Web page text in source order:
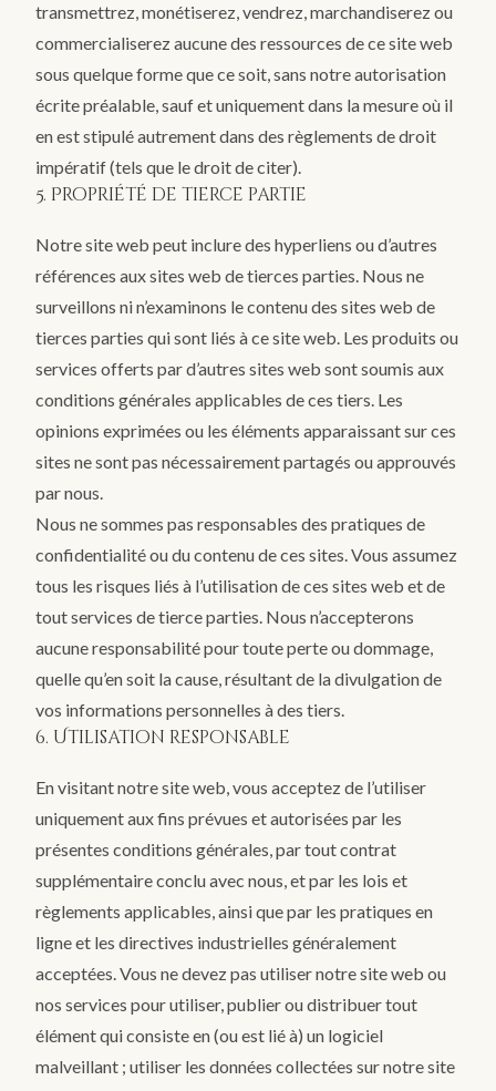
transmettrez, monétiserez, vendrez, marchandiserez ou
commercialiserez aucune des ressources de ce site web
sous quelque forme que ce soit, sans notre autorisation
écrite préalable, sauf et uniquement dans la mesure où il
en est stipulé autrement dans des règlements de droit
impératif (tels que le droit de citer).
5. Propriété de tierce partie
Notre site web peut inclure des hyperliens ou d’autres
références aux sites web de tierces parties. Nous ne
surveillons ni n’examinons le contenu des sites web de
tierces parties qui sont liés à ce site web. Les produits ou
services offerts par d’autres sites web sont soumis aux
conditions générales applicables de ces tiers. Les
opinions exprimées ou les éléments apparaissant sur ces
sites ne sont pas nécessairement partagés ou approuvés
par nous.
Nous ne sommes pas responsables des pratiques de
confidentialité ou du contenu de ces sites. Vous assumez
tous les risques liés à l’utilisation de ces sites web et de
tout services de tierce parties. Nous n’accepterons
aucune responsabilité pour toute perte ou dommage,
quelle qu’en soit la cause, résultant de la divulgation de
vos informations personnelles à des tiers.
6. Utilisation responsable
En visitant notre site web, vous acceptez de l’utiliser
uniquement aux fins prévues et autorisées par les
présentes conditions générales, par tout contrat
supplémentaire conclu avec nous, et par les lois et
règlements applicables, ainsi que par les pratiques en
ligne et les directives industrielles généralement
acceptées. Vous ne devez pas utiliser notre site web ou
nos services pour utiliser, publier ou distribuer tout
élément qui consiste en (ou est lié à) un logiciel
malveillant ; utiliser les données collectées sur notre site